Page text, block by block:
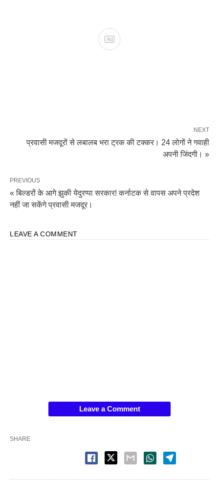
NEXT
प्रवासी मजदूरों से लबालब भरा ट्रक की टक्कर। 24 लोगों ने गवाही
अपनी जिंदगी। »
PREVIOUS
« बिल्डरों के आगे झुकी येदुरप्पा सरकार! कर्नाटक से वापस अपने प्रदेश
नहीं जा सकेंगे प्रवासी मजदूर।
LEAVE A COMMENT
Leave a Comment
SHARE